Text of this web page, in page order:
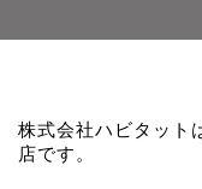
株式会社ハビタット
店です。